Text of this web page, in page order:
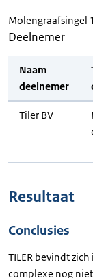
Molengraafsingel
Deelnemer
Naam
deelnemer
Tiler BV
Resultaat
Conclusies
TILER bevindt
complexe nog